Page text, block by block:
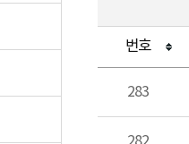
번호
283